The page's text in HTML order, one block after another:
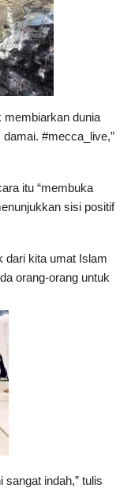
membiarkan dunia
#mecca_live,”
itu “membuka
sisi positif
dari kita umat Islam
orang-orang untuk
indah,” tulis